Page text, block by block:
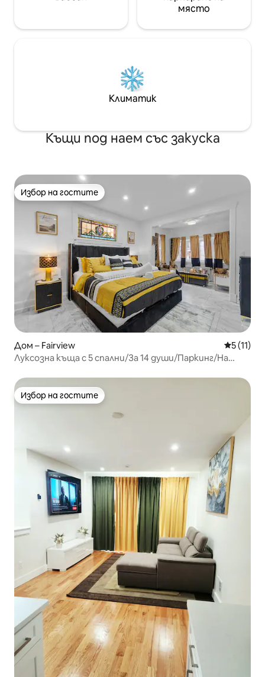
място
Климатик
Къщи под наем със закуска
Избор на гостите
Избор на гостите
Дом – Fairview Средна
5 (11)
Луксозна къща с 5 спални/За 14 души/Паркинг/На
Избор на гостите
Избор на гостите